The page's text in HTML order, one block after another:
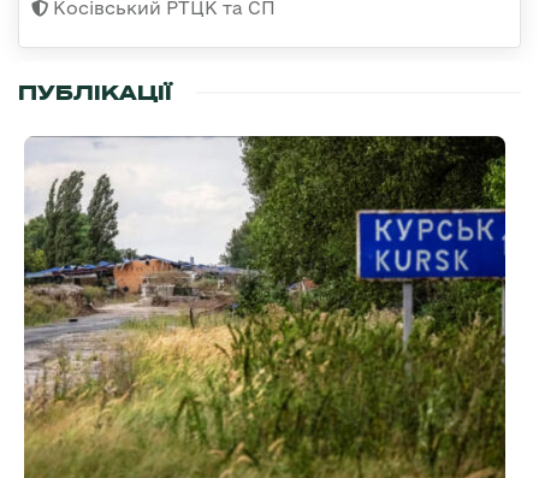
Косівський РТЦК та СП
ПУБЛІКАЦІЇ